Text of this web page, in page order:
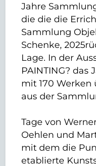
Jahre
die die die
Sammlung
Schenke,
Lage. In der
PAINTING? das
mit 170 Werken
aus der
Tage von
Oehlen und
mit dem die
etablierte